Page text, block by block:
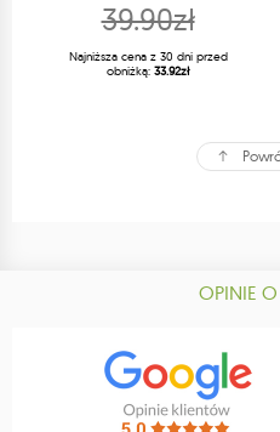
39.90zł
Najniższa cena z 30 dni przed
obniżką: 33.92zł
OPINIE O